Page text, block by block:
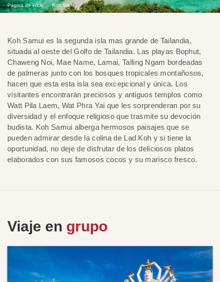
Página de inicio Koh Samui
Koh Samui es la segunda isla mas grande de Tailandia,
situada al oeste del Golfo de Tailandia. Las playas Bophut,
Chaweng Noi, Mae Name, Lamai, Talling Ngam bordeadas
de palmeras junto con los bosques tropicales montañosos,
hacen que esta esta isla sea excepcional y única. Los
visitantes encontrarán preciosos y antiguos templos como
Watt Pila Laem, Wat Phra Yai que les sorprenderan por su
diversidad y el enfoque religioso que trasmite su devoción
budista. Koh Samui alberga hermosos paisajes que se
pueden admirar desde la colina de Lad Koh y si tiene la
oportunidad, no deje de disfrutar de los deliciosos platos
elaborados con sus famosos cocos y su marisco fresco.
Viaje en grupo